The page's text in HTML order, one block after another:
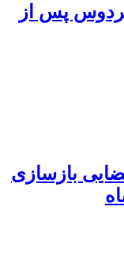
پس از
بازسازی